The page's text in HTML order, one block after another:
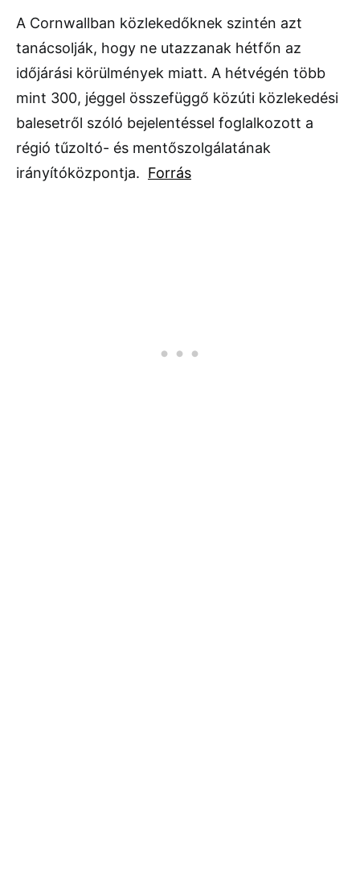
A Cornwallban közlekedőknek szintén azt
tanácsolják, hogy ne utazzanak hétfőn az
időjárási körülmények miatt. A hétvégén több
mint 300, jéggel összefüggő közúti közlekedési
balesetről szóló bejelentéssel foglalkozott a
régió tűzoltó- és mentőszolgálatának
irányítóközpontja. Forrás